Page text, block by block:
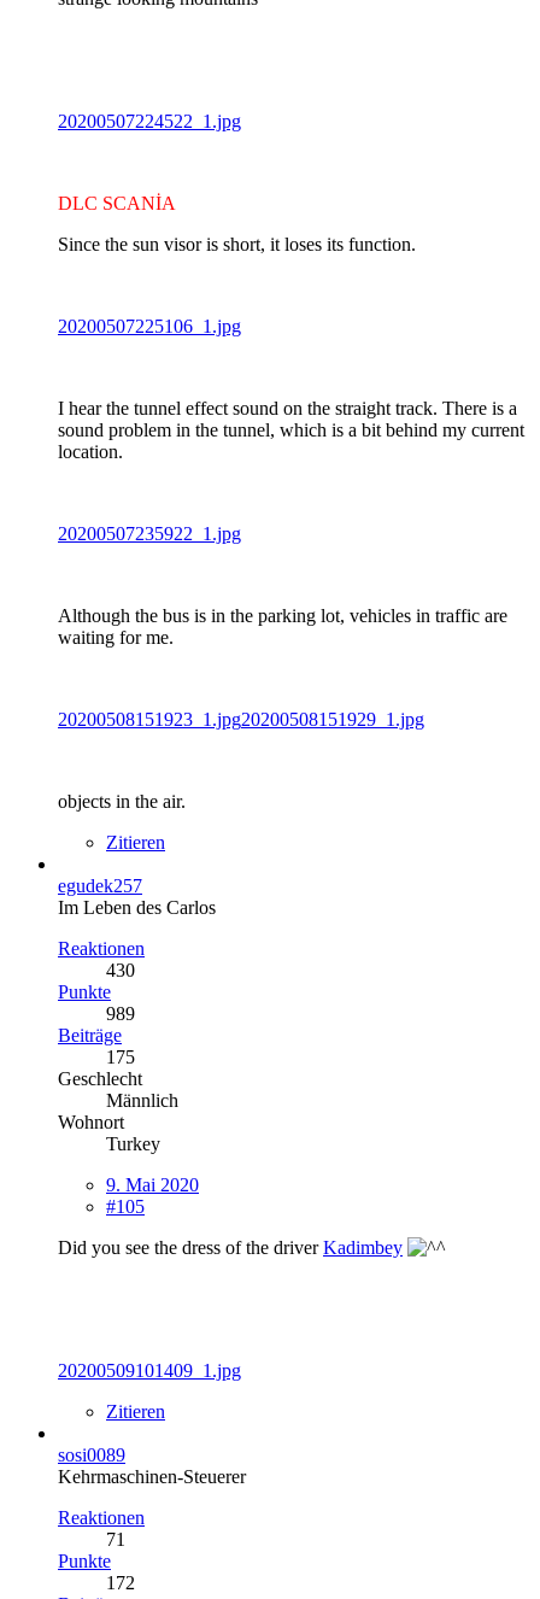
20200507224522_1.jpg
DLC SCANİA
Since the sun visor is short, it loses its function.
20200507225106_1.jpg
I hear the tunnel effect sound on the straight track. There is a
sound problem in the tunnel, which is a bit behind my current
location.
20200507235922_1.jpg
Although the bus is in the parking lot, vehicles in traffic are
waiting for me.
20200508151923_1.jpg20200508151929_1.jpg
objects in the air.
Zitieren
egudek257
Im Leben des Carlos
Reaktionen
430
Punkte
989
Beiträge
175
Geschlecht
Männlich
Wohnort
Turkey
9. Mai 2020
#105
Did you see the dress of the driverKadimbey
20200509101409_1.jpg
Zitieren
sosi0089
Kehrmaschinen-Steuerer
Reaktionen
71
Punkte
172